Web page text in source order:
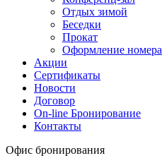
Отдых зимой
Беседки
Прокат
Оформление номера
Акции
Сертификаты
Новости
Договор
On-line Бронирование
Контакты
Офис бронирования